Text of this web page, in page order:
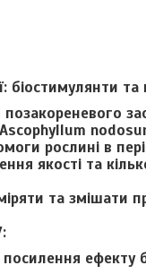
біостимулянти
рослині в
якості та
та змішати
ефекту